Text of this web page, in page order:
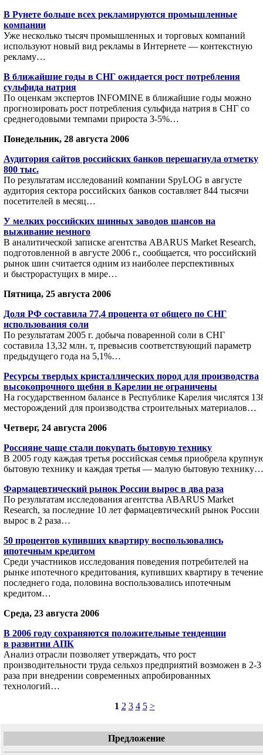
В Рунете больше всех рекламируются промышленные
компании
Уже несколько тысяч промышленных и торговых компаний
используют новый вид рекламы в Интернете — контекстную
рекламу…
В ближайшие годы в СНГ ожидается рост потребления
сульфида натрия
По оценкам экспертов INFOMINE в ближайшие годы можно
прогнозировать рост потребления сульфида натрия в СНГ со
среднегодовыми темпами прироста 3-5%…
Понедельник, 28 августа 2006
Аудитория сайтов российских банков перешагнула отметку
800 тыс.
По результатам исследований компании SpyLOG в августе
аудитория сектора российских банков составляет 844 тысячи
посетителей в месяц…
У мелких российских шинных заводов шансов на
выживание немного
В аналитической записке агентства ABARUS Market Research,
подготовленной в августе 2006 г., сообщается, что российский
рынок шин считается одним из наиболее перспективных
и быстрорастущих в мире…
Пятница, 25 августа 2006
Доля РФ составила 77,4 процента от общего по СНГ
использования соли
По результатам 2005 г. добыча поваренной соли в СНГ
составила 13,32 млн. т, превысив соответствующий параметр
предыдущего года на 5,1%…
Ресурсы твердых кристаллических пород для производства
высокопрочного щебня в Карелии не ограничены
На государственном балансе в Республике Карелия числятся
месторождений для производства строительных материалов…
Четверг, 24 августа 2006
Россияне чаще стали покупать бытовую технику
В 2005 году каждая третья российская семья приобрела
бытовую технику и каждая третья — малую бытовую технику…
Фармацевтический рынок России вырос в два раза
По результатам исследования агентства ABARUS Market
Research, за последние 10 лет фармацевтический рынок России
вырос в 2 раза…
50 процентов купивших квартиру воспользовались
ипотечным кредитом
Среди участников исследования поведения потребителей на
рынке ипотечного кредитования, купивших квартиру в течение
последнего года, половина воспользовались ипотечным
кредитом…
Среда, 23 августа 2006
В 2006 году сохраняются положительные тенденции
в развитии АПК
Анализ отрасли позволяет утверждать, что рост
производительности труда сельхоз предприятий возможен в 2-3
раза при внедрении современных апробированных
технологий…
1 2 3 4 5 >
Предложение